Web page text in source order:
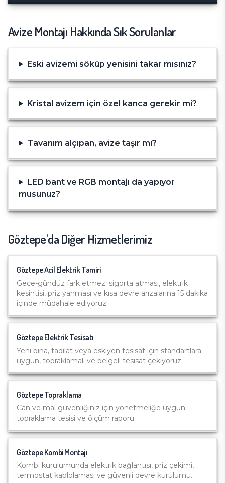
Avize Montajı Hakkında Sık Sorulanlar
Eski avizemi söküp yenisini takar mısınız?
Kristal avizem için özel kanca gerekir mi?
Tavanım alçıpan, avize taşır mı?
LED bant ve RGB montajı da yapıyor
musunuz?
Göztepe'da Diğer Hizmetlerimiz
GöztepeAcil Elektrik Tamiri
Gece-gündüz fark etmez; sigorta atması, elektrik
kesintisi, priz yanması ve kısa devre arızalarına 15 dakika
içinde müdahale ediyoruz.
GöztepeElektrik Tesisatı
Yeni bina, tadilat veya eskiyen tesisat için standartlara
uygun, topraklamalı ve belgeli tesisat çekiyoruz.
GöztepeTopraklama
Can ve mal güvenliğiniz için yönetmeliğe uygun
topraklama tesisi ve ölçüm raporu.
GöztepeKombi Montajı
Kombi kurulumunda elektrik bağlantısı, priz çekimi,
termostat kablolaması ve güvenli devre kurulumu.